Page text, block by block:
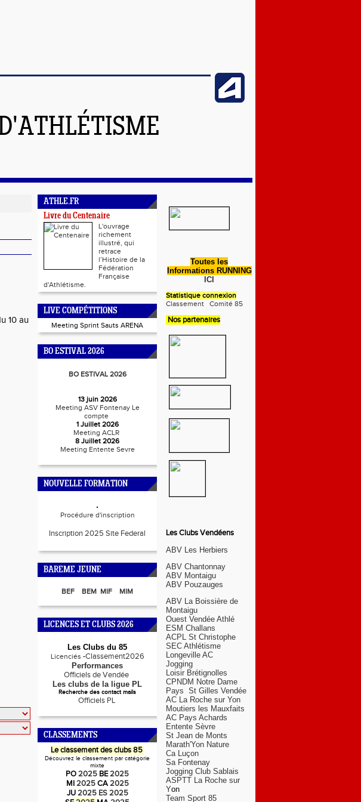
10 au
ATHLE.FR
Livre du Centenaire
L'ouvrage
richement
illustré, qui
retrace
l’Histoire de la
Fédération
Française
d'Athlétisme.
LIVE COMPÉTITIONS
Meeting Sprint Sauts ARENA
BO ESTIVAL 2026
BO ESTIVAL 2026
13 juin 2026
Meeting ASV Fontenay Le
compte
1 Juillet 2026
Meeting ACLR
8 Juillet 2026
Meeting Entente Sevre
NOUVELLE FORMATION
Procédure d'inscription
Inscription 2025 Site Federal
BAREME JEUNE
BEF BEM MIF MIM
LICENCES ET CLUBS 2026
Les Clubs du 85
Licenciés -Classement2026
Performances
Officiels de Vendée
Les clubs de la ligue PL
Recherche des contact mails
Officiels PL
CLASSEMENTS
Le classement des clubs 85
Découvrez le classement par catégorie
mixte
PO2025 BE2025
MI2025 CA2025
JU 2025 ES 2025
Toutes les
Informations RUNNING
ICI
Statistique connexion
Classement
Comité 85
Nos partenaires
Les Clubs Vendéens
ABV Les Herbiers
ABV Chantonnay
ABV Montaigu
ABV Pouzauges
ABV La Boissière de
Montaigu
Ouest Vendée Athlé
ESM Challans
ACPL St Christophe
SEC Athlétisme
Longeville AC
Jogging
Loisir Brétignolles
CPNDM Notre Dame
Pays St Gilles Vendée
AC La Roche sur Yon
Moutiers les Mauxfaits
AC Pays Achards
Entente Sèvre
St Jean de Monts
Marath'Yon Nature
Ca Luçon
Sa Fontenay
Jogging Club Sablais
ASPTT La Roche sur
Yon
Team Sport 85